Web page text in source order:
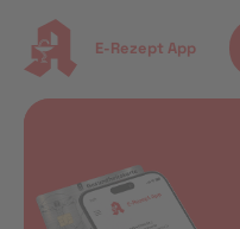
E-Rezept App